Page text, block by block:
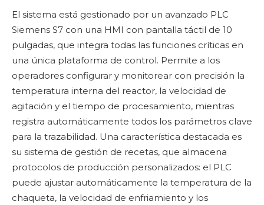
El sistema está gestionado por un avanzado PLC
Siemens S7 con una HMI con pantalla táctil de 10
pulgadas, que integra todas las funciones críticas en
una única plataforma de control. Permite a los
operadores configurar y monitorear con precisión la
temperatura interna del reactor, la velocidad de
agitación y el tiempo de procesamiento, mientras
registra automáticamente todos los parámetros clave
para la trazabilidad. Una característica destacada es
su sistema de gestión de recetas, que almacena
protocolos de producción personalizados: el PLC
puede ajustar automáticamente la temperatura de la
chaqueta, la velocidad de enfriamiento y los